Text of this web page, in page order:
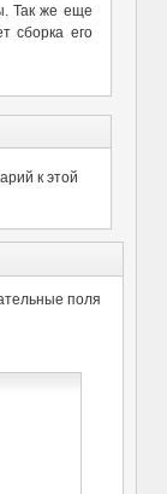
Так же еще
сборка его
к этой
поля